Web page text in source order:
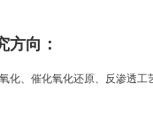
方向：
化、催化氧化还原、反渗透